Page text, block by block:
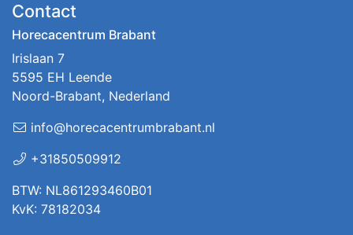
Contact
Horecacentrum Brabant
Irislaan 7
5595 EH Leende
Noord-Brabant, Nederland
info@horecacentrumbrabant.nl
+31850509912
BTW: NL861293460B01
KvK: 78182034